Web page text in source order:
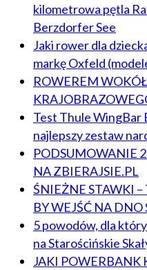
kilometrowa pętla
Berzdorfer See
Jaki rower dla
markę Oxfeld
ROWEREM
Test Thule WingBar
najlepszy zestaw
PODSUMOWANIE
NA ZBIERAJSIE.PL
ŚNIEŻNE STAWKI –
BY WEJŚĆ NA
5 powodów, dla
na Starościńskie
JAKI POWERBANK